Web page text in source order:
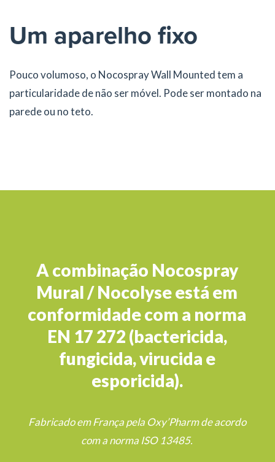
Um aparelho fixo
Pouco volumoso, o Nocospray Wall Mounted tem a
particularidade de não ser móvel. Pode ser montado na
parede ou no teto.
A combinação Nocospray
Mural / Nocolyse está em
conformidade com a norma
EN 17 272 (bactericida,
fungicida, virucida e
esporicida).
Fabricado em França pela Oxy’Pharm de acordo
com a norma ISO 13485.